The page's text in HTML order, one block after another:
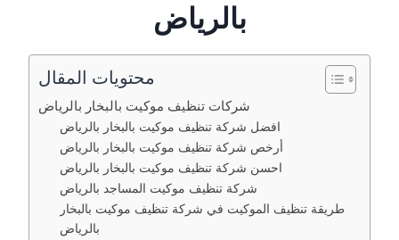
بالرياض
محتويات المقال
شركات تنظيف موكيت بالبخار بالرياض
افضل شركة تنظيف موكيت بالبخار بالرياض
أرخص شركة تنظيف موكيت بالبخار بالرياض
احسن شركة تنظيف موكيت بالبخار بالرياض
شركة تنظيف موكيت المساجد بالرياض
طريقة تنظيف الموكيت في شركة تنظيف موكيت بالبخار
بالرياض